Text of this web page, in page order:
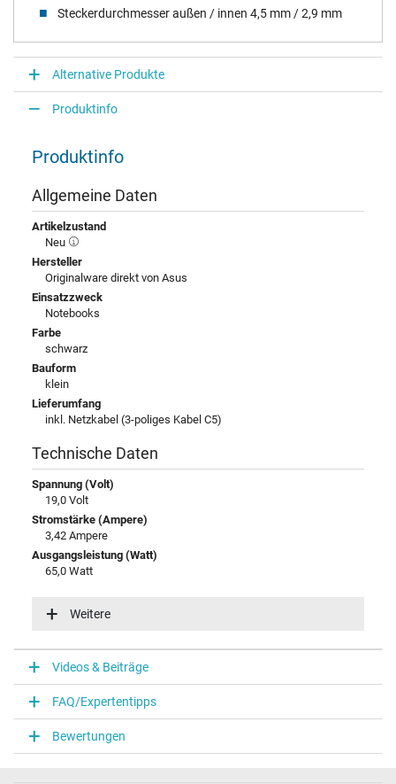
Steckerdurchmesser außen / innen 4,5 mm / 2,9 mm
Alternative Produkte
Produktinfo
Produktinfo
Allgemeine Daten
Artikelzustand
Neu
Hersteller
Originalware direkt von Asus
Einsatzzweck
Notebooks
Farbe
schwarz
Bauform
klein
Lieferumfang
inkl. Netzkabel (3-poliges Kabel C5)
Technische Daten
Spannung (Volt)
19,0 Volt
Stromstärke (Ampere)
3,42 Ampere
Ausgangsleistung (Watt)
65,0 Watt
100-240V / 50-60Hz
Notebook Stecker
Steckertyp / -form
rund / 90° abgewinkelt
Steckerlänge (mm)
10,0 mm
Weitere
Videos & Beiträge
FAQ/Expertentipps
Bewertungen